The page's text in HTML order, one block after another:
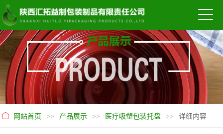
网站首页 >> 产品展示 >> 医疗吸塑包装托盘 >> 详细内容